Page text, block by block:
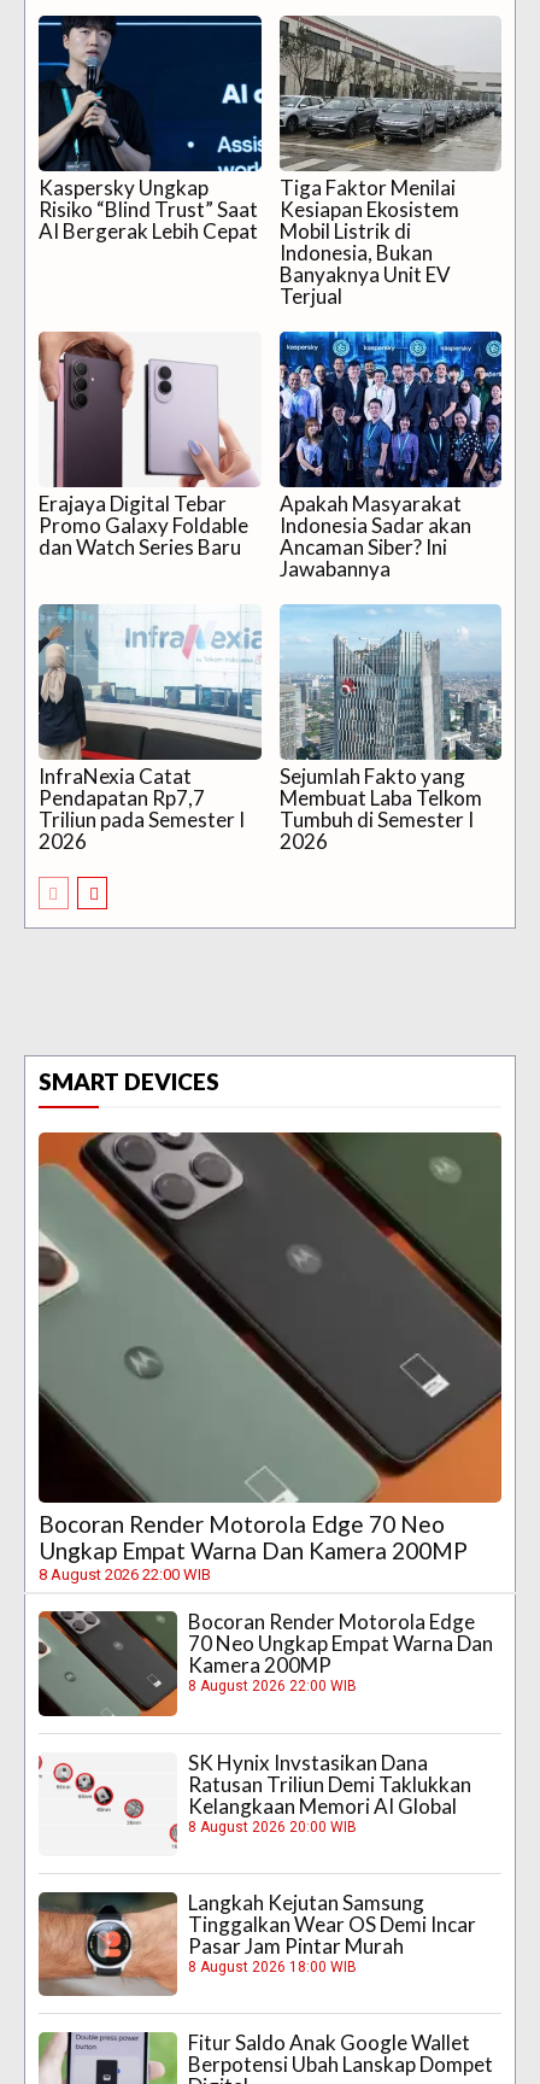
Kaspersky Ungkap
Risiko “Blind Trust” Saat
AI Bergerak Lebih Cepat
Tiga Faktor Menilai
Kesiapan Ekosistem
Mobil Listrik di
Indonesia, Bukan
Banyaknya Unit EV
Terjual
Erajaya Digital Tebar
Promo Galaxy Foldable
dan Watch Series Baru
Apakah Masyarakat
Indonesia Sadar akan
Ancaman Siber? Ini
Jawabannya
InfraNexia Catat
Pendapatan Rp7,7
Triliun pada Semester I
2026
Sejumlah Fakto yang
Membuat Laba Telkom
Tumbuh di Semester I
2026
SMART DEVICES
Bocoran Render Motorola Edge 70 Neo
Ungkap Empat Warna Dan Kamera 200MP
8 August 2026 22:00 WIB
Bocoran Render Motorola Edge
70 Neo Ungkap Empat Warna Dan
Kamera 200MP
8 August 2026 22:00 WIB
SK Hynix Invstasikan Dana
Ratusan Triliun Demi Taklukkan
Kelangkaan Memori AI Global
8 August 2026 20:00 WIB
Langkah Kejutan Samsung
Tinggalkan Wear OS Demi Incar
Pasar Jam Pintar Murah
8 August 2026 18:00 WIB
Fitur Saldo Anak Google Wallet
Berpotensi Ubah Lanskap Dompet